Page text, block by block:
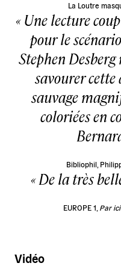
La Loutre
Une lecture
pour le
Stephen
savourer
sauvage
coloriées en
Bibliophil,
De la très
EUROPE 1, Par
Vidéo